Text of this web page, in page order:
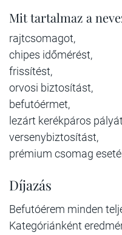
Mit tartalmaz a
rajtcsomagot,
chipes időmérést,
frissítést,
orvosi biztosítást,
befutóérmet,
lezárt kerékpáros
versenybiztosítást,
prémium csomag
Díjazás
Befutóérem minden
Kategóriánként